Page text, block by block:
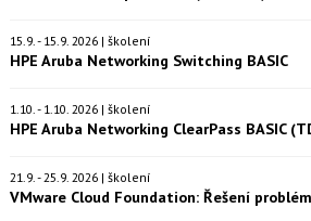
15.9. - 15.9. 2026 | školení
HPE Aruba Networking Switching BASIC
1.10. - 1.10. 2026 | školení
HPE Aruba Networking ClearPass BASIC
21.9. - 25.9. 2026 | školení
VMware Cloud Foundation: Řešení